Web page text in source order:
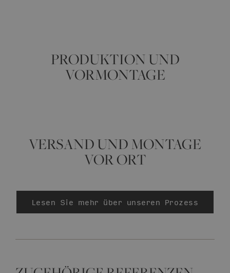
PRODUKTION UND
VORMONTAGE
VERSAND UND MONTAGE
VOR ORT
Lesen Sie mehr über unseren Prozess